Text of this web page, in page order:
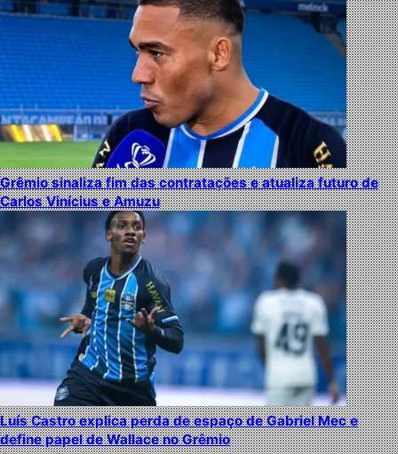
Grêmio sinaliza fim das contratações e atualiza futuro de
Carlos Vinícius e Amuzu
Luís Castro explica perda de espaço de Gabriel Mec e
define papel de Wallace no Grêmio